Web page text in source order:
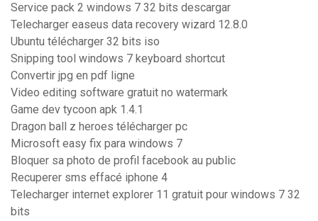
Service pack 2 windows 7 32 bits descargar
Telecharger easeus data recovery wizard 12.8.0
Ubuntu télécharger 32 bits iso
Snipping tool windows 7 keyboard shortcut
Convertir jpg en pdf ligne
Video editing software gratuit no watermark
Game dev tycoon apk 1.4.1
Dragon ball z heroes télécharger pc
Microsoft easy fix para windows 7
Bloquer sa photo de profil facebook au public
Recuperer sms effacé iphone 4
Telecharger internet explorer 11 gratuit pour windows 7 32
bits